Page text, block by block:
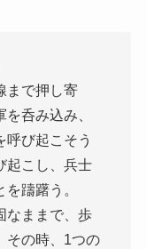
まで押し寄
呑み込み、
呼び起こそう
起こし、兵士
躊躇う。
なままで、歩
その時、1つの